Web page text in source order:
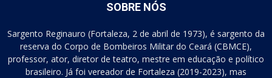
SOBRE NÓS
Sargento Reginauro (Fortaleza, 2 de abril de 1973), é sargento da
reserva do Corpo de Bombeiros Militar do Ceará (CBMCE),
professor, ator, diretor de teatro, mestre em educação e político
brasileiro. Já foi vereador de Fortaleza (2019-2023), mas